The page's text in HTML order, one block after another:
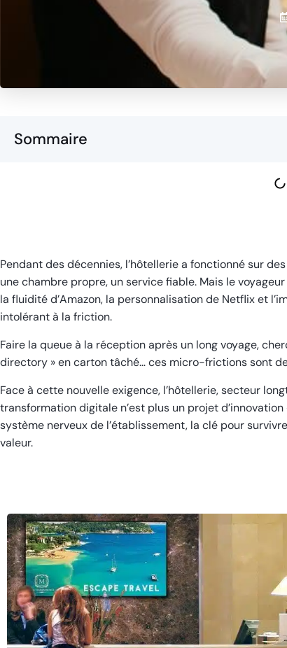
Sommaire
Pendant des décennies, l’hôtellerie a fonctionné sur
une chambre propre, un service fiable. Mais le
la fluidité d’Amazon, la personnalisation de Netflix et
intolérant à la friction.
Faire la queue à la réception après un long voyage,
directory » en carton tâché… ces micro-frictions sont
Face à cette nouvelle exigence, l’hôtellerie, secteur
transformation digitale n’est plus un projet
système nerveux de l’établissement, la clé pour
valeur.